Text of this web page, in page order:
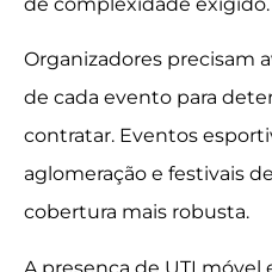
Organizadores precisam
de cada evento para
contratar. Eventos
aglomeração e festivais
cobertura mais robusta.